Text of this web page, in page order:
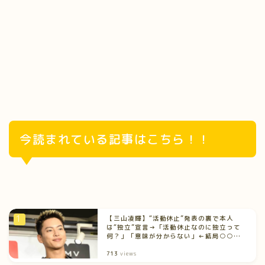
今読まれている記事はこちら！！
【三山凌輝】“活動休止”発表の裏で本人
は“独立”宣言→「活動休止なのに独立って
何？」「意味が分からない」←結局○○だ
713 views